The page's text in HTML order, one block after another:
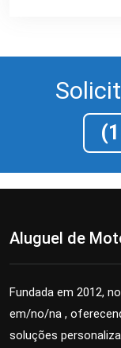
Aluguel de
Fundada em 2012,
em/no/na ,
soluções